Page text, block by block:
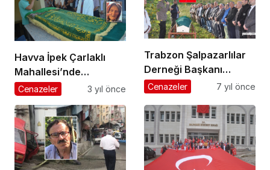
Havva İpek Çarlaklı
Mahallesi’nde
ebediyete uğurlandı
Cenazeler 3 yıl önce
Trabzon Şalpazarlılar
Derneği Başkanı
Turgut Kahraman’ın
cenazesi Simenli’de
toprağa verildi
Cenazeler 7 yıl önce